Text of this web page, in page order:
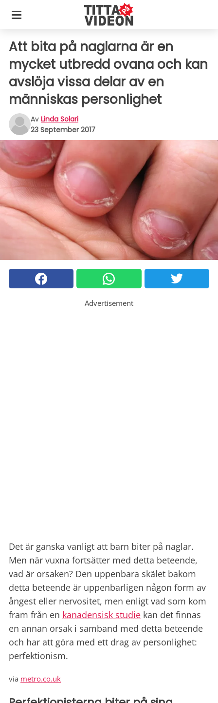
Att bita på naglarna är en
mycket utbredd ovana och kan
avslöja vissa delar av en
människas personlighet
Av Linda Solari
23 September 2017
Advertisement
Det är ganska vanligt att barn biter på naglar.
Men när vuxna fortsätter med detta beteende,
vad är orsaken? Den uppenbara skälet bakom
detta beteende är uppenbarligen någon form av
ångest eller nervositet, men enligt vad som kom
fram från en kanadensisk studie kan det finnas
en annan orsak i samband med detta beteende
och har att göra med ett drag av personlighet:
perfektionism.
via metro.co.uk